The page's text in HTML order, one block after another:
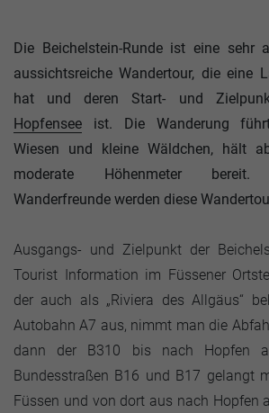
Die Beichelstein-Runde ist eine sehr
aussichtsreiche Wandertour, die eine
hat und deren Start- und
Hopfensee ist. Die Wanderung
Wiesen und kleine Wäldchen, hält
moderate Höhenmeter bereit.
Wanderfreunde werden diese
Ausgangs- und Zielpunkt der
Tourist Information im Füssener
der auch als „Riviera des Allgäus“
Autobahn A7 aus, nimmt man die
dann der B310 bis nach Hopfen
Bundesstraßen B16 und B17 gelangt
Füssen und von dort aus nach Hopfen